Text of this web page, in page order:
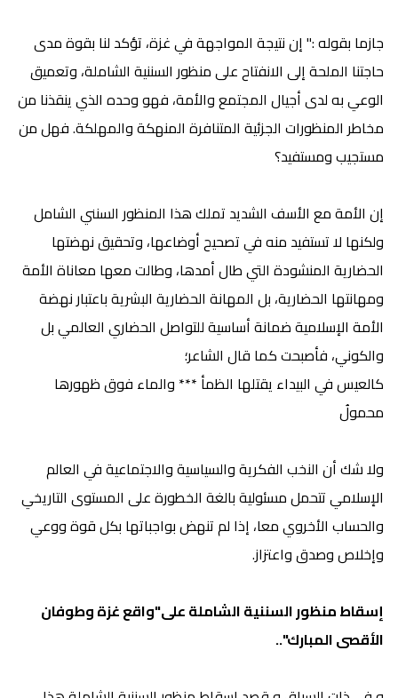
جازما بقوله :"إن نتيجة المواجهة في غزة، تؤكد لنا بقوة مدى
حاجتنا الملحة إلى الانفتاح على منظور السننية الشاملة، وتعميق
الوعي به لدى أجيال المجتمع والأمة، فهو وحده الذي ينقذنا من
مخاطر المنظورات الجزئية المتنافرة المنهكة والمهلكة. فهل من
مستجيب ومستفيد؟
إن الأمة مع الأسف الشديد تملك هذا المنظور السنني الشامل
ولكنها لا تستفيد منه في تصحيح أوضاعها، وتحقيق نهضتها
الحضارية المنشودة التي طال أمدها، وطالت معها معاناة الأمة
ومهانتها الحضارية، بل المهانة الحضارية البشرية باعتبار نهضة
الأمة الإسلامية ضمانة أساسية للتواصل الحضاري العالمي بل
والكوني، فأصبحت كما قال الشاعر؛
كالعيس في البيداء يقتلها الظمأ *** والماء فوق ظهورها
محمولُ
ولا شك أن النخب الفكرية والسياسية والاجتماعية في العالم
الإسلامي تتحمل مسئولية بالغة الخطورة على المستوى التاريخي
والحساب الأخروي معا، إذا لم تنهض بواجباتها بكل قوة ووعي
وإخلاص وصدق واعتزاز.
إسقاط منظور السننية الشاملة على"واقع غزة وطوفان
الأقصى المبارك"..